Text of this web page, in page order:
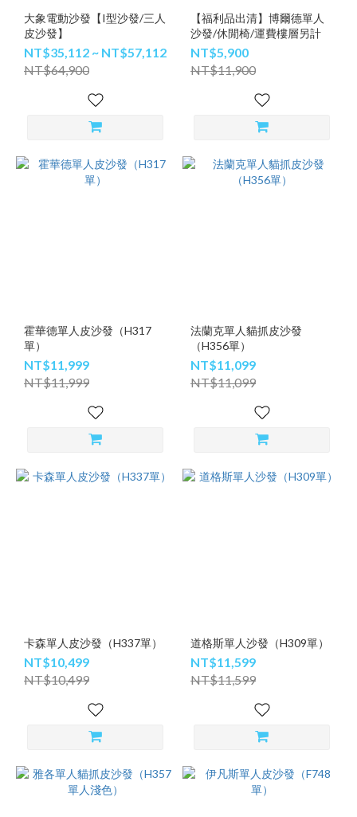
大象電動沙發【I型沙發/三人
皮沙發】
NT$35,112 ~ NT$57,112
NT$64,900
【福利品出清】博爾德單人
沙發/休閒椅/運費樓層另計
NT$5,900
NT$11,900
霍華德單人皮沙發（H317
單）
NT$11,999
NT$11,999
法蘭克單人貓抓皮沙發
（H356單）
NT$11,099
NT$11,099
卡森單人皮沙發（H337單）
NT$10,499
NT$10,499
道格斯單人沙發（H309單）
NT$11,599
NT$11,599